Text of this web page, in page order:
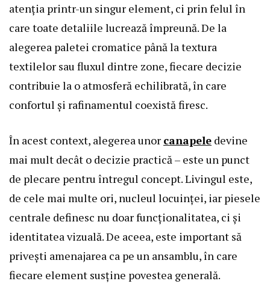
atenția printr-un singur element, ci prin felul în
care toate detaliile lucrează împreună. De la
alegerea paletei cromatice până la textura
textilelor sau fluxul dintre zone, fiecare decizie
contribuie la o atmosferă echilibrată, în care
confortul și rafinamentul coexistă firesc.
În acest context, alegerea unor canapele devine
mai mult decât o decizie practică – este un punct
de plecare pentru întregul concept. Livingul este,
de cele mai multe ori, nucleul locuinței, iar piesele
centrale definesc nu doar funcționalitatea, ci și
identitatea vizuală. De aceea, este important să
privești amenajarea ca pe un ansamblu, în care
fiecare element susține povestea generală.